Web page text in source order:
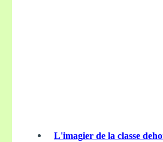
L'imagier de la classe